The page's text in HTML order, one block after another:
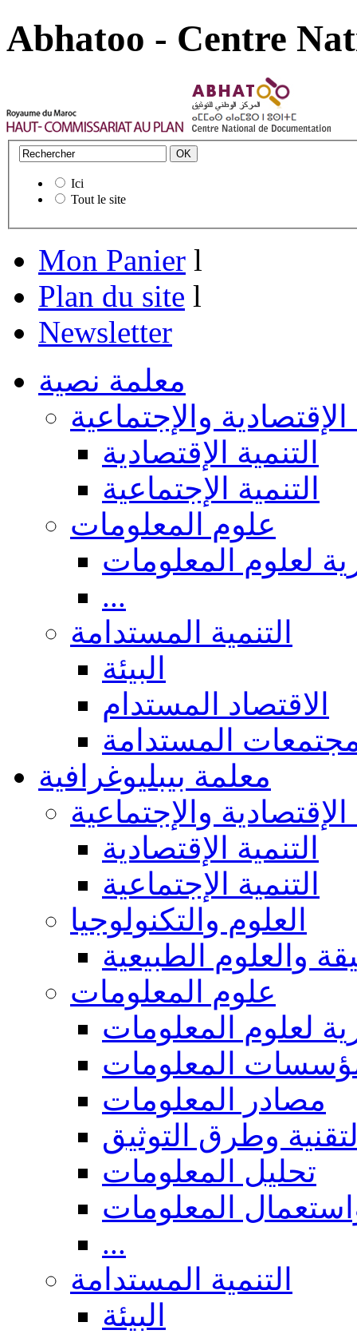
Abhatoo - Centre
Ici
Tout le site
Mon Panier l
Plan du site l
Newsletter
معلمة نصية
الإقتصادية والإجتماعية
التنمية الإقتصادية
التنمية الإجتماعية
علوم المعلومات
لعلوم المعلومات
...
التنمية المستدامة
البيئة
الاقتصاد المستدام
المستدامة
معلمة بيبليوغرافية
الإقتصادية والإجتماعية
التنمية الإقتصادية
التنمية الإجتماعية
العلوم والتكنولوجيا
والعلوم الطبيعية
علوم المعلومات
لعلوم المعلومات
المعلومات
مصادر المعلومات
وطرق التوثيق
تحليل المعلومات
المعلومات
...
التنمية المستدامة
البيئة